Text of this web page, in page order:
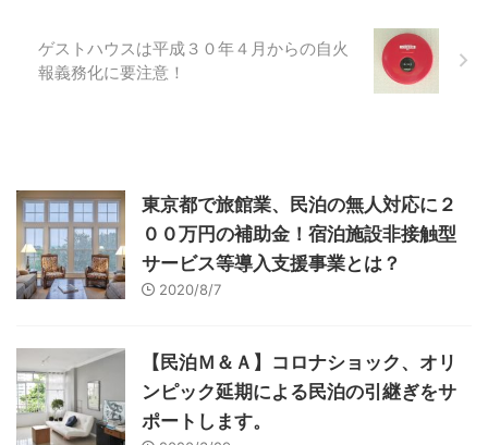
ゲストハウスは平成３０年４月からの自火
報義務化に要注意！
東京都で旅館業、民泊の無人対応に２
００万円の補助金！宿泊施設非接触型
サービス等導入支援事業とは？
2020/8/7
【民泊Ｍ＆Ａ】コロナショック、オリ
ンピック延期による民泊の引継ぎをサ
ポートします。